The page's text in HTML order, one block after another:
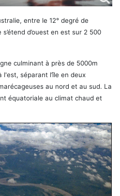
entre le 12° degré de
d’ouest en est sur 2 500
culminant à près de 5000m
séparant l’île en deux
au nord et au sud. La
équatoriale au climat chaud et